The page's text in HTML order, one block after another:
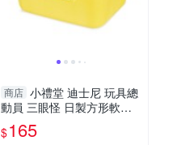
商店 小禮堂 迪士尼 玩具總
動員 三眼怪 日製方形軟式
收納盒 2.5L (黃) 4904121-
342048
$165